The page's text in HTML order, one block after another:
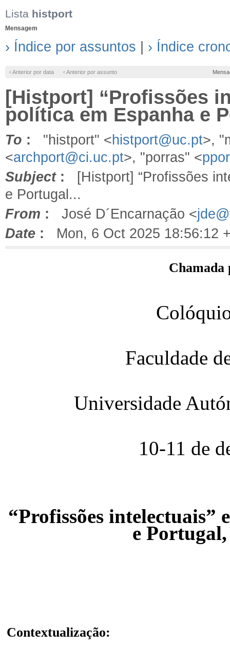
Lista histport
Mensagem
› Índice por assuntos › Índice
‹ Anterior por data ‹ Anterior por assunto
[Histport] “Profissões
política em Espanha e
To : "histport" <histport@uc.pt>,
<archport@ci.uc.pt>, "porras" <
Subject: [Histport] “Profissões
e Portugal...
From : José D´Encarnação <
Date : Mon, 6 Oct 2025 18:56:12
Chamada
Faculdade
Universidade
10-11 de
“Profissões intelectuais”
e
Contextualização: